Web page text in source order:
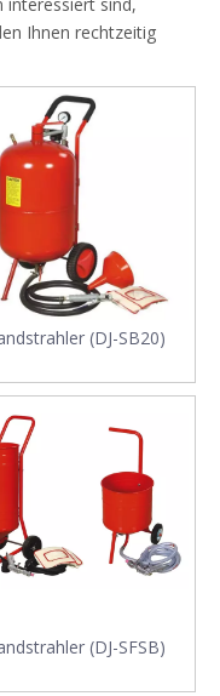
Ihnen rechtzeitig
(DJ-SB20)
(DJ-SFSB)